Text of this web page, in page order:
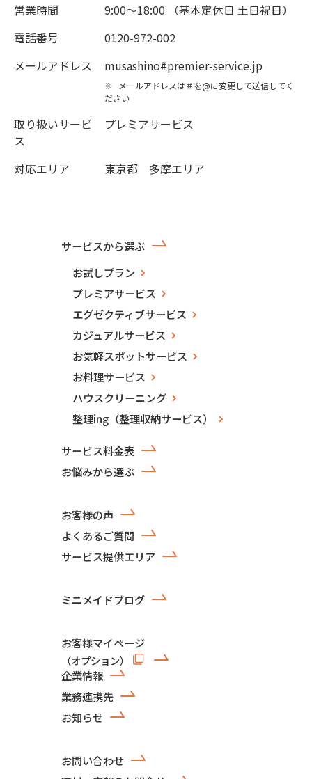
営業時間
9:00～18:00 （基本定休日 土日祝日）
電話番号
0120-972-002
メールアドレス
musashino#premier-service.jp
※
メールアドレスは＃を@に変更して送信してく
ださい
取り扱いサービ
ス
プレミアサービス
対応エリア 東京都 多摩エリア
サービスから選ぶ
お試しプラン
プレミアサービス
エグゼクティブサービス
カジュアルサービス
お気軽スポットサービス
お料理サービス
ハウスクリーニング
整理ing（整理収納サービス）
サービス料金表
お悩みから選ぶ
お客様の声
よくあるご質問
サービス提供エリア
ミニメイドブログ
お客様マイページ
（オプション）
企業情報
業務連携先
お知らせ
お問い合わせ